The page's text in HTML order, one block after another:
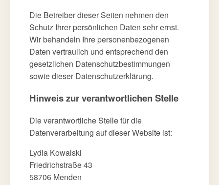
Die Betreiber dieser Seiten nehmen den
Schutz Ihrer persönlichen Daten sehr ernst.
Wir behandeln Ihre personenbezogenen
Daten vertraulich und entsprechend den
gesetzlichen Datenschutzbestimmungen
sowie dieser Datenschutzerklärung.
Hinweis zur verantwortlichen Stelle
Die verantwortliche Stelle für die
Datenverarbeitung auf dieser Website ist:
Lydia Kowalski
Friedrichstraße 43
58706 Menden